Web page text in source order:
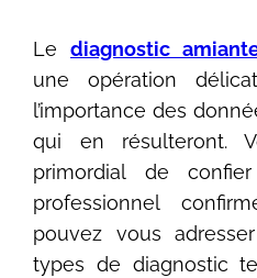
Lediagnostic
une opération
l’importance des
qui en résulteront.
primordial de
professionnel
pouvez vous
types de diagnostic